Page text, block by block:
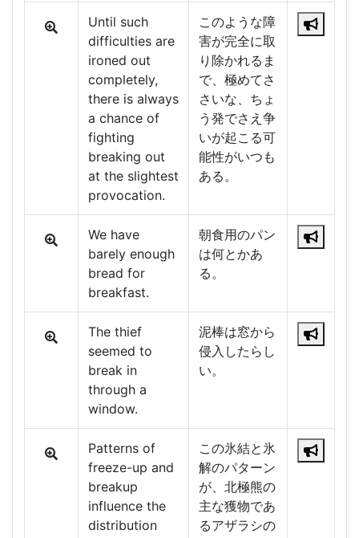
Until such
difficulties are
ironed out
completely,
there is always
a chance of
fighting
breaking out
at the slightest
provocation.
このような障
害が完全に取
り除かれるま
で、極めてさ
さいな、ちょ
う発でさえ争
いが起こる可
能性がいつも
ある。
We have
barely enough
bread for
breakfast.
朝食用のパン
は何とかあ
る。
The thief
seemed to
break in
through a
window.
泥棒は窓から
侵入したらし
い。
Patterns of
freeze-up and
breakup
influence the
distribution
この氷結と氷
解のパターン
が、北極熊の
主な獲物であ
るアザラシの